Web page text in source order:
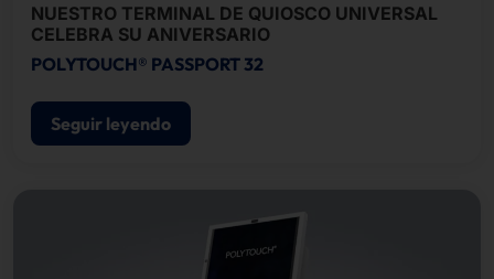
NUESTRO TERMINAL DE QUIOSCO UNIVERSAL
CELEBRA SU ANIVERSARIO
POLYTOUCH® PASSPORT 32
Seguir leyendo